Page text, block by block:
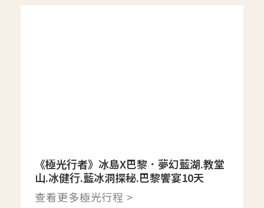
《極光行者》冰島X巴黎．夢幻藍湖.教堂
山.冰健行.藍冰洞探秘.巴黎饗宴10天
查看更多極光行程 >